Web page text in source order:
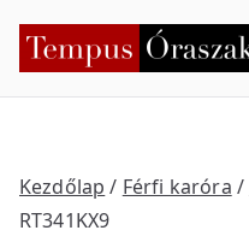
Kezdőlap / Férfi karóra /
RT341KX9